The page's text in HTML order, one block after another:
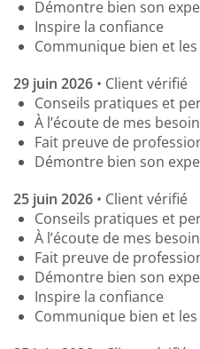
Démontre bien son
Inspire la confiance
Communique bien et
29 juin 2026 • Client vérifié
Conseils pratiques et
À l’écoute de mes
Fait preuve de
Démontre bien son
25 juin 2026 • Client vérifié
Conseils pratiques et
À l’écoute de mes
Fait preuve de
Démontre bien son
Inspire la confiance
Communique bien et